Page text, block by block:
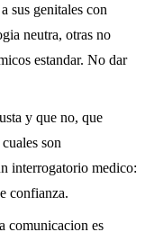
sus genitales con
neutra, otras no
estandar. No dar
y que no, que
son
interrogatorio medico:
confianza.
comunicacion es